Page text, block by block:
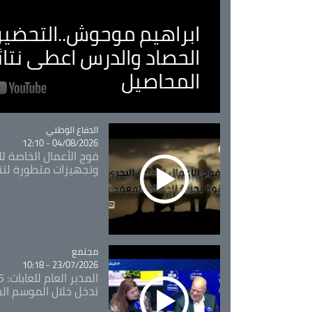
ابراهيم
الحصاد والدرس اعطى
المحاصيل
Catégorie
الدفاع الوطني
04/08/2026 - 12:10
فوج الأعمال الخاصة
وتجهيزات متطورة
Catégorie
مجتمع
23/07/2026 - 10:18
تدخل خلال الموسم